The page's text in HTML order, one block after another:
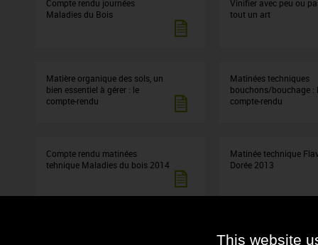
Compte rendu journées
Maladies du Bois
Vinifier avec peu ou
tout un art
Matière organique des sols, un
bien essentiel à gérer : le
compte-rendu
Matinées techniques
bouchons/bouchage :
compte-rendu
Compte rendu matinées
tehnique Maladies du bois 2014
Matinée technique
Dorée 2013
peu
This website